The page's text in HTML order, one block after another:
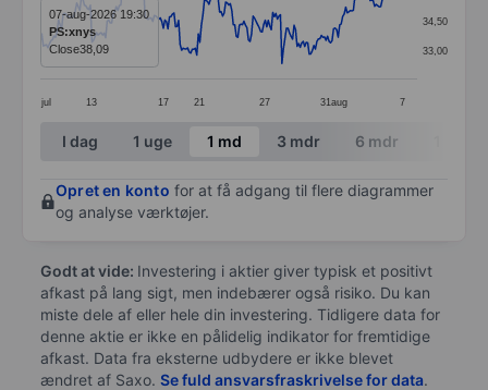
The chart has 1 X axis displaying categories.
The chart has 1 Y axis displaying values. Data
jul 13 17 21 27 31aug 7
33,00
34,50
07-aug-2026 19:30
PS:xnys
Close38,09
End of interactive chart.
I dag 1 uge 1 md 3 mdr 6 mdr
Opret en konto for at få adgang til flere diagrammer
og analyse værktøjer.
Godt at vide: Investering i aktier giver typisk et positivt
afkast på lang sigt, men indebærer også risiko. Du kan
miste dele af eller hele din investering. Tidligere data for
denne aktie er ikke en pålidelig indikator for fremtidige
afkast. Data fra eksterne udbydere er ikke blevet
ændret af Saxo. Se fuld ansvarsfraskrivelse for data.